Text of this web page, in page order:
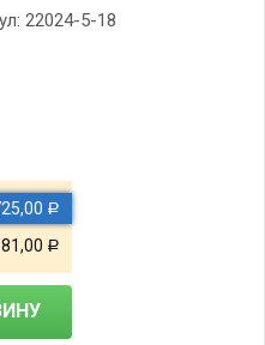
22024-5-18
Р
Р